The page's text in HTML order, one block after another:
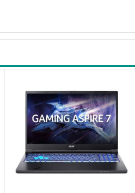
Cáo
Lenovo